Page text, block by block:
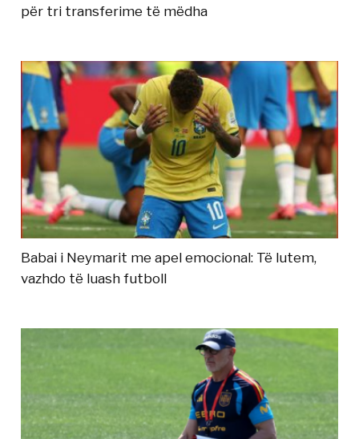
për tri transferime të mëdha
Babai i Neymarit me apel emocional: Të lutem,
vazhdo të luash futboll